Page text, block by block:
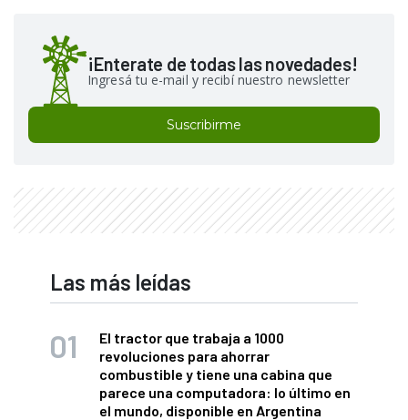
¡Enterate de todas las novedades!
Ingresá tu e-mail y recibí nuestro newsletter
Suscribirme
Las más leídas
El tractor que trabaja a 1000
revoluciones para ahorrar
combustible y tiene una cabina que
parece una computadora: lo último en
el mundo, disponible en Argentina